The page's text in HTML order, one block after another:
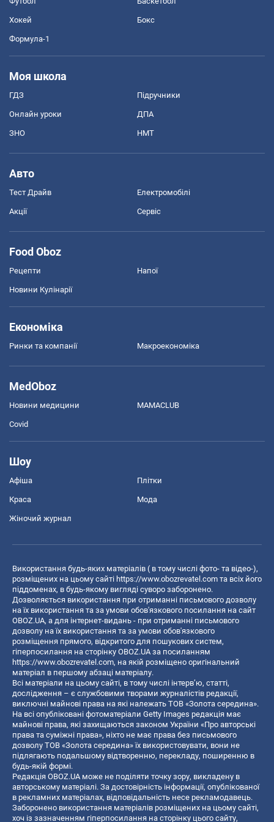
Хокей Бокс
Формула-1
Моя школа
ГДЗ Підручники
Онлайн уроки ДПА
ЗНО НМТ
Авто
Тест Драйв Електромобілі
Акції Сервіс
Food Oboz
Рецепти Напої
Новини Кулінарії
Економіка
Ринки та компанії Макроекономіка
MedOboz
Новини медицини MAMACLUB
Covid
Шоу
Афіша Плітки
Краса Мода
Жіночий журнал
Використання будь-яких матеріалів ( в тому числі фото- та відео-),
розміщених на цьому сайті https://www.obozrevatel.com та всіх його
піддоменах, в будь-якому вигляді суворо заборонено.
Дозволяється використання при отриманні письмового дозволу
на їх використання та за умови обов'язкового посилання на сайт
OBOZ.UA, а для інтернет-видань - при отриманні письмового
дозволу на їх використання та за умови обов'язкового
розміщення прямого, відкритого для пошукових систем,
гіперпосилання на сторінку OBOZ.UA за посиланням
https://www.obozrevatel.com, на якій розміщено оригінальний
матеріал в першому абзаці матеріалу.
Всі матеріали на цьому сайті, в тому числі інтерв’ю, статті,
дослідження – є службовими творами журналістів редакції,
виключні майнові права на які належать ТОВ «Золота середина».
На всі опубліковані фотоматеріали Getty Images редакція має
майнові права, які захищаються законом України «Про авторські
права та суміжні права», ніхто не має права без письмового
дозволу ТОВ «Золота середина» їх використовувати, вони не
підлягають подальшому відтворенню, перекладу, поширенню в
будь-якій формі.
Редакція OBOZ.UA може не поділяти точку зору, викладену в
авторському матеріалі. За достовірність інформації, опублікованої
в рекламних матеріалах, відповідальність несе рекламодавець.
Заборонено використання матеріалів розміщених на цьому сайті,
хоч із зазначенням гіперпосилання на сторінку цього сайту,